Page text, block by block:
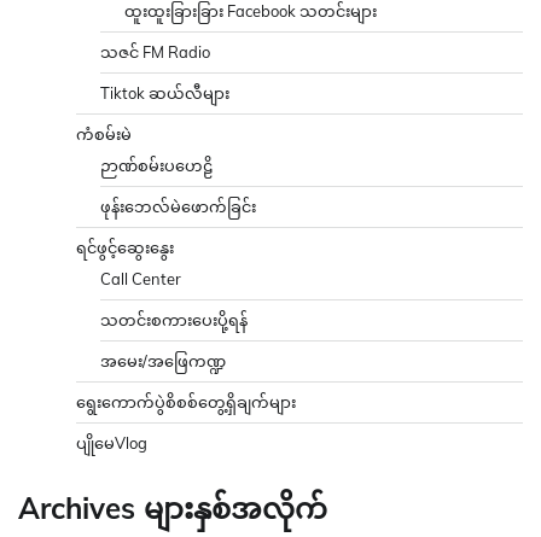
ထူးထူးခြားခြား Facebook သတင်းများ
သဇင် FM Radio
Tiktok ဆယ်လီများ
ကံစမ်းမဲ
ဉာဏ်စမ်းပဟေဠိ
ဖုန်းဘေလ်မဲဖောက်ခြင်း
ရင်ဖွင့်ဆွေးနွေး
Call Center
သတင်းစကားပေးပို့ရန်
အမေး/အဖြေကဏ္ဍ
ရွေးကောက်ပွဲစိစစ်တွေ့ရှိချက်များ
ပျိုမေVlog
Archives များနှစ်အလိုက်